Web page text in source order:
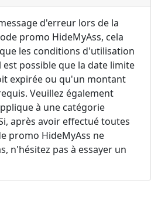
d'erreur lors de la
promo HideMyAss, cela
les conditions d'utilisation
possible que la date limite
expirée ou qu'un montant
Veuillez également
à une catégorie
après avoir effectué toutes
promo HideMyAss ne
n'hésitez pas à essayer un